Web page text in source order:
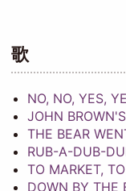
歌
NO, NO, YES,
JOHN
THE BEAR
RUB-A-DUB-
TO MARKET,
DOWN BY THE